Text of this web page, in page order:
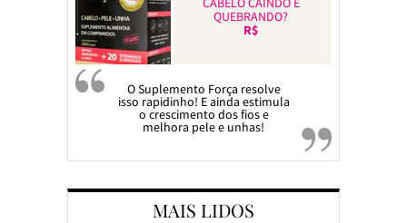
QUEBRANDO?
R$
O Suplemento Força resolve
isso rapidinho! E ainda estimula
o crescimento dos fios e
melhora pele e unhas!
MAIS LIDOS